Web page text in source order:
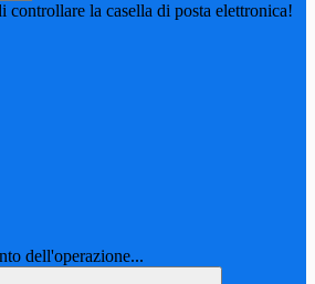
controllare la casella di posta elettronica!
dell'operazione...